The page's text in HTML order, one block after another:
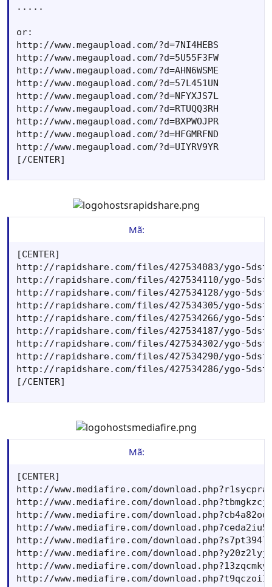
.....
or:
http://www.megaupload.com/?d=7NI4HEBS
http://www.megaupload.com/?d=5U55F3FW
http://www.megaupload.com/?d=AHN6WSME
http://www.megaupload.com/?d=57L451UN
http://www.megaupload.com/?d=NFYXJS7L
http://www.megaupload.com/?d=RTUQQ3RH
http://www.megaupload.com/?d=BXPWOJPR
http://www.megaupload.com/?d=HFGMRFND
http://www.megaupload.com/?d=UIYRV9YR
[/CENTER]
Mã:
[CENTER]
http://rapidshare.com/files/427534083/ygo-
http://rapidshare.com/files/427534110/ygo-
http://rapidshare.com/files/427534128/ygo-
http://rapidshare.com/files/427534305/ygo-
http://rapidshare.com/files/427534266/ygo-
http://rapidshare.com/files/427534187/ygo-
http://rapidshare.com/files/427534302/ygo-
http://rapidshare.com/files/427534290/ygo-
http://rapidshare.com/files/427534286/ygo-
[/CENTER]
Mã:
[CENTER]
http://www.mediafire.com/
http://www.mediafire.com/
http://www.mediafire.com/
http://www.mediafire.com/
http://www.mediafire.com/
http://www.mediafire.com/
http://www.mediafire.com/
http://www.mediafire.com/